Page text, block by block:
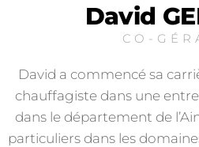
David
CO-
David a commencé sa
chauffagiste dans une
dans le département de
particuliers dans les